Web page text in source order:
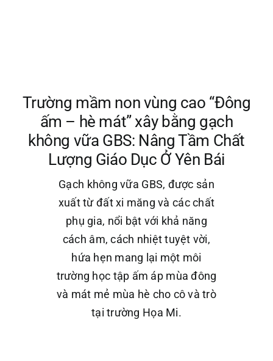
Trường mầm non vùng cao “Đông
ấm – hè mát” xây bằng gạch
không vữa GBS: Nâng Tầm Chất
Lượng Giáo Dục Ở Yên Bái
Gạch không vữa GBS, được sản
xuất từ đất xi măng và các chất
phụ gia, nổi bật với khả năng
cách âm, cách nhiệt tuyệt vời,
hứa hẹn mang lại một môi
trường học tập ấm áp mùa đông
và mát mẻ mùa hè cho cô và trò
tại trường Họa Mi.